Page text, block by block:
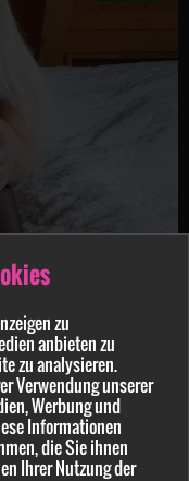
zu
anbieten zu
zu analysieren.
Verwendung unserer
Werbung und
Informationen
die Sie ihnen
Ihrer Nutzung der
ANGEBOT